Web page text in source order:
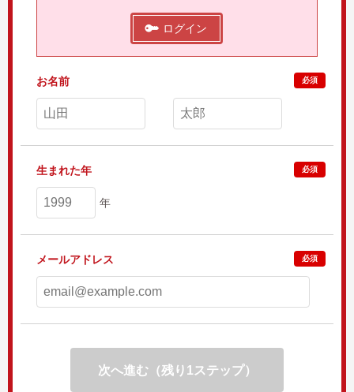
ログイン
お名前 必須
生まれた年 必須
年
メールアドレス 必須
次へ進む（残り1ステップ）